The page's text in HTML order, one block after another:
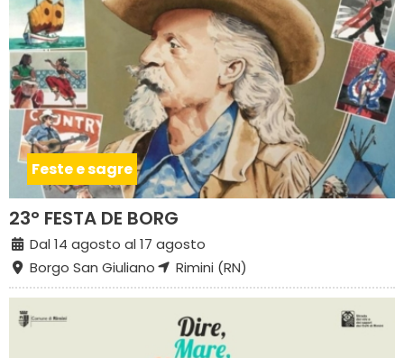
Feste e sagre
23° FESTA DE BORG
Dal 14 agosto al 17 agosto
Borgo San Giuliano
Rimini (RN)